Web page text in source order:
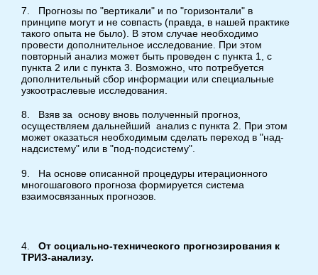
7. Прогнозы по "вертикали" и по "горизонтали" в
принципе могут и не совпасть (правда, в нашей практике
такого опыта не было). В этом случае необходимо
провести дополнительное исследование. При этом
повторный анализ может быть проведен с пункта 1, с
пункта 2 или с пункта 3. Возможно, что потребуется
дополнительный сбор информации или специальные
узкоотраслевые исследования.
8. Взяв за основу вновь полученный прогноз,
осуществляем дальнейший анализ с пункта 2. При этом
может оказаться необходимым сделать переход в "над-
надсистему" или в "под-подсистему".
9. На основе описанной процедуры итерационного
многошагового прогноза формируется система
взаимосвязанных прогнозов.
4. От социально-технического прогнозирования к
ТРИЗ-анализу.